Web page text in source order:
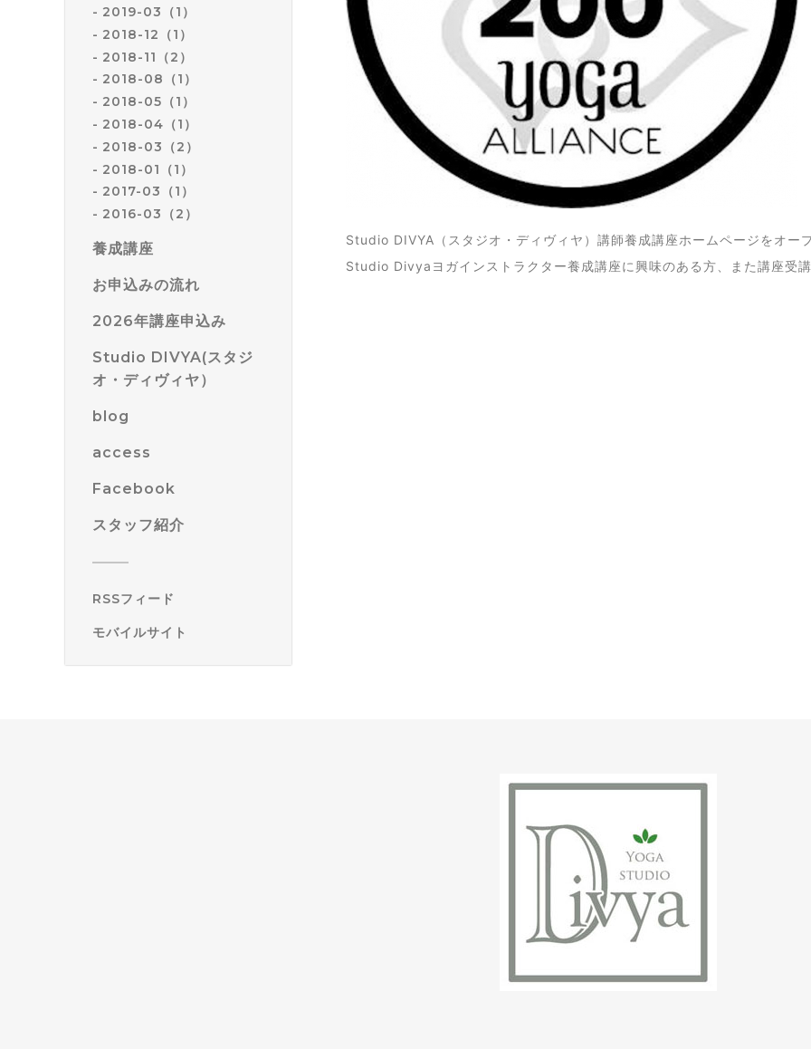
2019-03（1）
2018-12（1）
2018-11（2）
2018-08（1）
2018-05（1）
2018-04（1）
2018-03（2）
2018-01（1）
2017-03（1）
2016-03（2）
養成講座
お申込みの流れ
2026年講座申込み
Studio DIVYA(スタジ
オ・ディヴィヤ）
blog
access
Facebook
スタッフ紹介
RSSフィード
モバイルサイト
Studio DIVYA（スタジオ・ディヴィヤ）講師養成講座ホームページをオー
Studio Divyaヨガインストラクター養成講座に興味のある方、また講座受